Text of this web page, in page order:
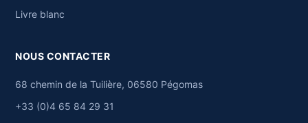
Livre blanc
NOUS CONTACTER
68 chemin de la Tuilière, 06580 Pégomas
+33 (0)4 65 84 29 31